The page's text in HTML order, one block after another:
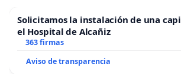
Solicitamos la instalación de una
el Hospital de Alcañiz
363 firmas
Aviso de transparencia